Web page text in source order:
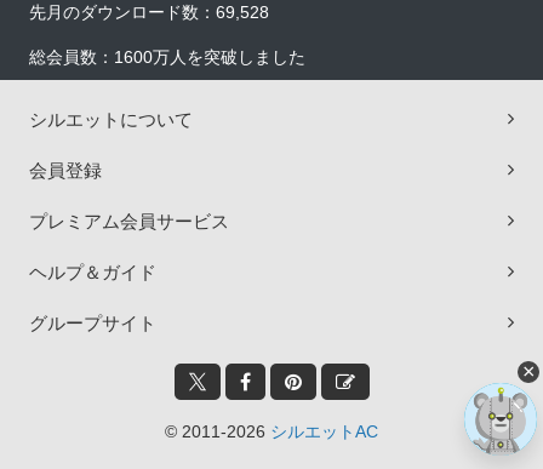
先月のダウンロード数：69,528
総会員数：1600万人を突破しました
シルエットについて
会員登録
プレミアム会員サービス
ヘルプ＆ガイド
グループサイト
© 2011-2026 シルエットAC
×